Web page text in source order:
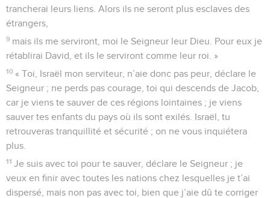
trancherai leurs liens. Alors ils ne seront plus esclaves des
étrangers,
9 mais ils me serviront, moi le Seigneur leur Dieu. Pour eux je
rétablirai David, et ils le serviront comme leur roi. »
10 « Toi, Israël mon serviteur, n’aie donc pas peur, déclare le
Seigneur ; ne perds pas courage, toi qui descends de Jacob,
car je viens te sauver de ces régions lointaines ; je viens
sauver tes enfants du pays où ils sont exilés. Israël, tu
retrouveras tranquillité et sécurité ; on ne vous inquiétera
plus.
11 Je suis avec toi pour te sauver, déclare le Seigneur ; je
veux en finir avec toutes les nations chez lesquelles je t’ai
dispersé, mais non pas avec toi, bien que j’aie dû te corriger